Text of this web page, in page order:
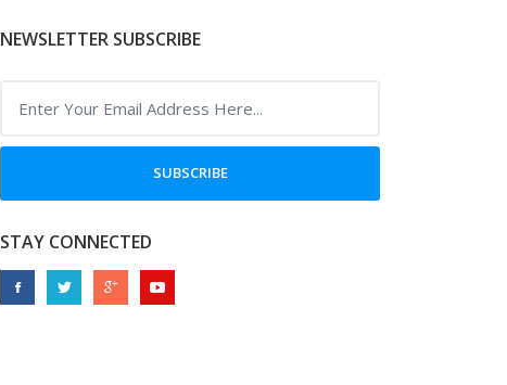
NEWSLETTER SUBSCRIBE
SUBSCRIBE
STAY CONNECTED